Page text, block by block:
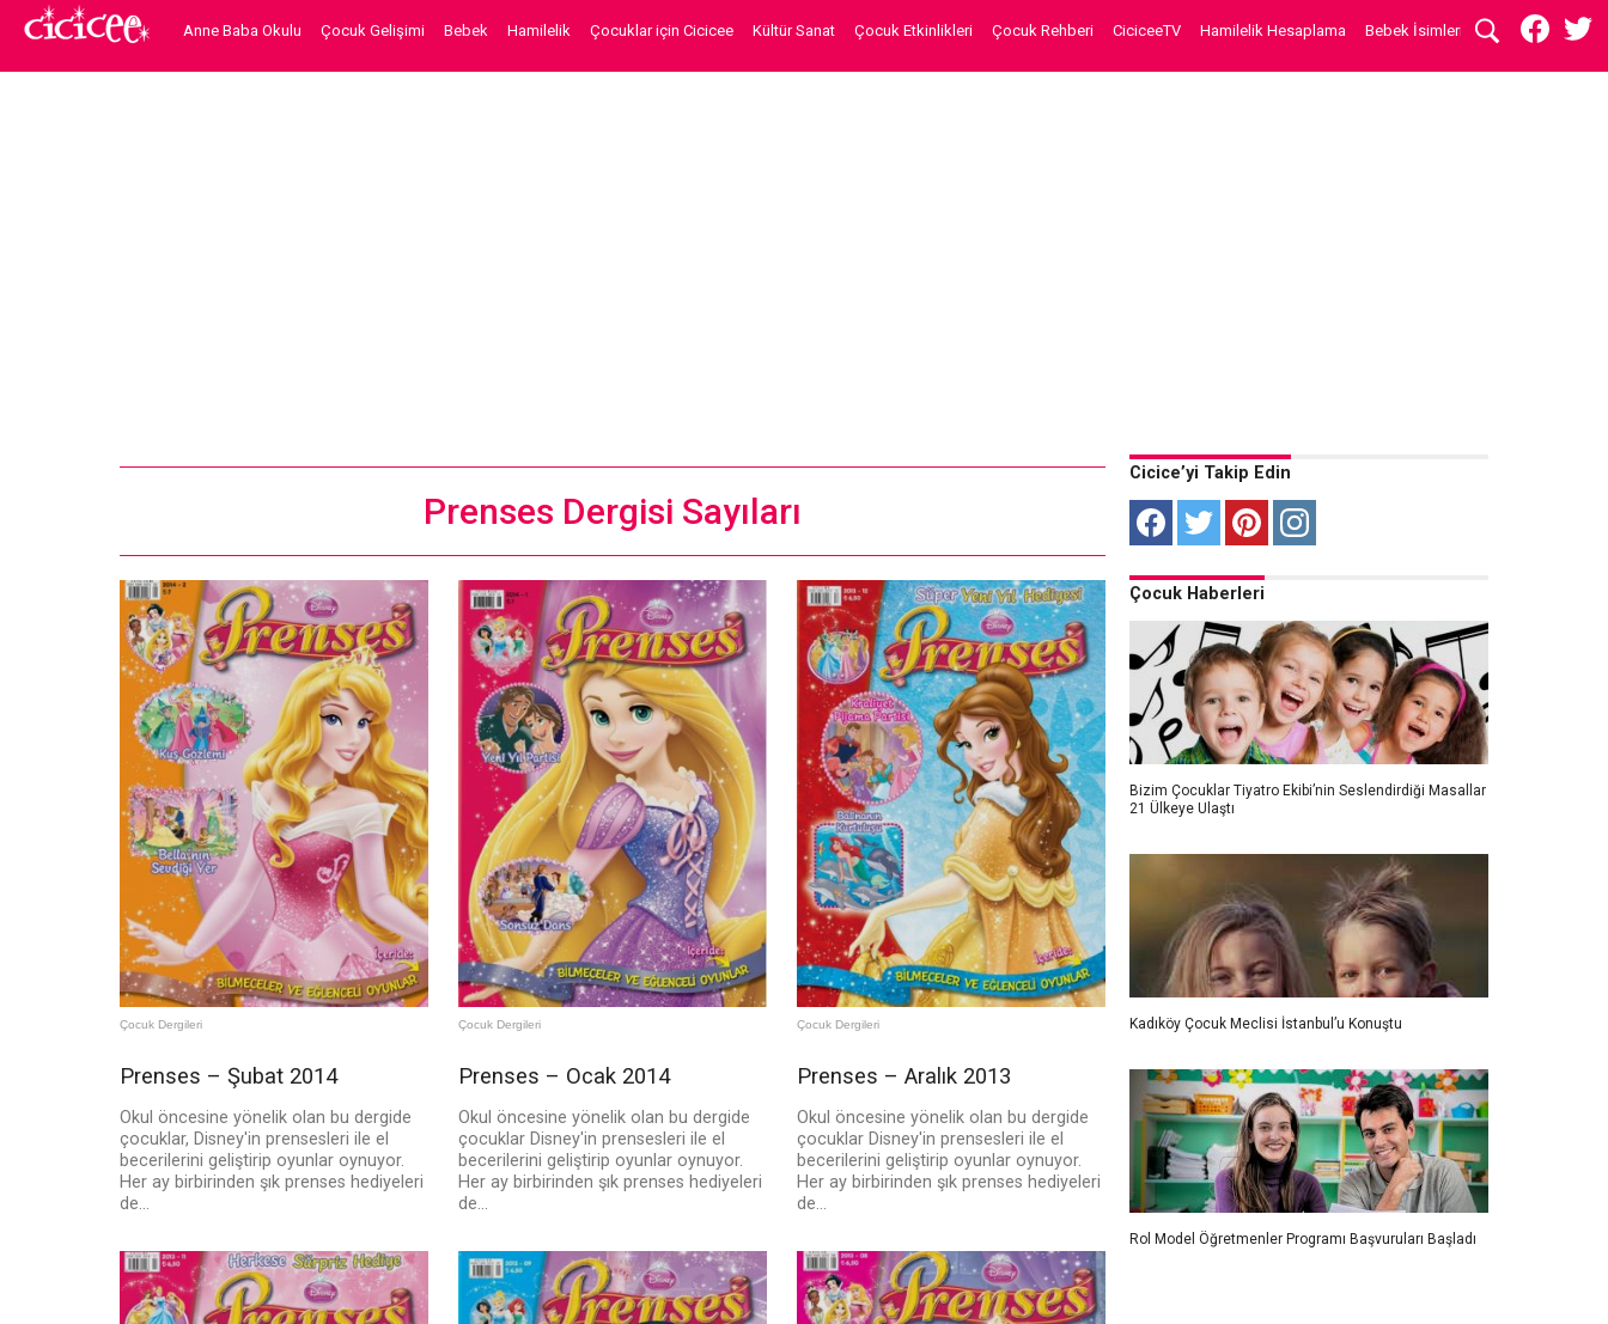
Anne Baba Okulu Çocuk Gelişimi Bebek Hamilelik Çocuklar için Cicicee Kültür Sanat Çocuk Etkinlikleri Çocuk Rehberi CiciceeTV Hamilelik Hesaplama Bebek İsimleri
Prenses Dergisi Sayıları
Çocuk Dergileri
Prenses – Şubat 2014
Okul öncesine yönelik olan bu dergide
çocuklar, Disney'in prensesleri ile el
becerilerini geliştirip oyunlar oynuyor.
Her ay birbirinden şık prenses hediyeleri
de...
Çocuk Dergileri
Prenses – Ocak 2014
Okul öncesine yönelik olan bu dergide
çocuklar Disney'in prensesleri ile el
becerilerini geliştirip oyunlar oynuyor.
Her ay birbirinden şık prenses hediyeleri
de...
Çocuk Dergileri
Prenses – Aralık 2013
Okul öncesine yönelik olan bu dergide
çocuklar Disney'in prensesleri ile el
becerilerini geliştirip oyunlar oynuyor.
Her ay birbirinden şık prenses hediyeleri
de...
Cicice’yi Takip Edin
Çocuk Haberleri
Bizim Çocuklar Tiyatro Ekibi’nin Seslendirdiği Masallar
21 Ülkeye Ulaştı
Kadıköy Çocuk Meclisi İstanbul’u Konuştu
Rol Model Öğretmenler Programı Başvuruları Başladı